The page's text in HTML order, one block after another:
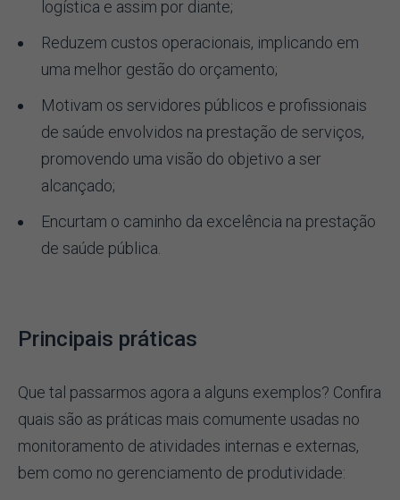
logística e assim por diante;
Reduzem custos operacionais, implicando em
uma melhor gestão do orçamento;
Motivam os servidores públicos e profissionais
de saúde envolvidos na prestação de serviços,
promovendo uma visão do objetivo a ser
alcançado;
Encurtam o caminho da excelência na prestação
de saúde pública.
Principais práticas
Que tal passarmos agora a alguns exemplos? Confira
quais são as práticas mais comumente usadas no
monitoramento de atividades internas e externas,
bem como no gerenciamento de produtividade: